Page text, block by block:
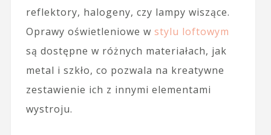
reflektory, halogeny, czy lampy wiszące.
Oprawy oświetleniowe w stylu loftowym
są dostępne w różnych materiałach, jak
metal i szkło, co pozwala na kreatywne
zestawienie ich z innymi elementami
wystroju.